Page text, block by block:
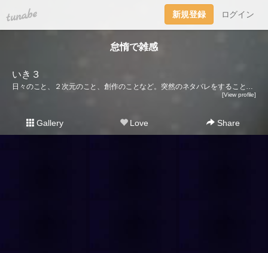
tuna.be 新規登録 ログイン
怠惰で雑感
いき３
日々のこと、２次元のこと、創作のことなど。突然のネタバレをすることもあるので、ご注意下さい。創作の場（pixiv） → http://pixiv.me/iki3
[View profile]
Gallery Love Share